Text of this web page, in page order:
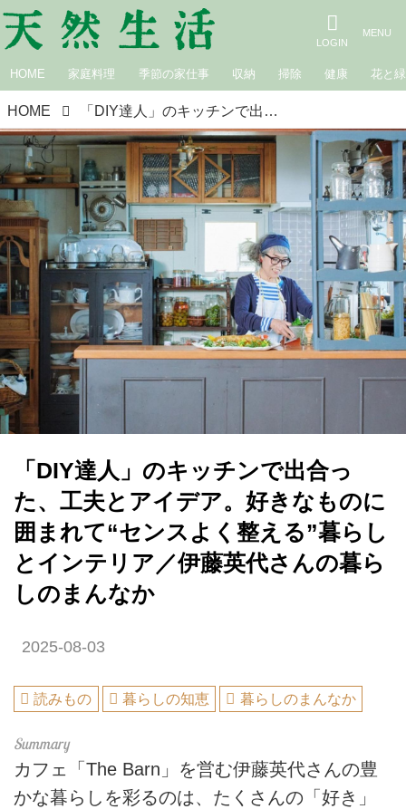
HOME 家庭料理 季節の家仕事 収納 掃除 健康 花と緑
HOME 「DIY達人」のキッチンで出合った、工夫とアイデア。好きなものに囲まれて“センスよく整える”暮らしとインテリア／伊藤英代さんの暮らしのまんなか
「DIY達人」のキッチンで出合っ
た、工夫とアイデア。好きなものに
囲まれて“センスよく整える”暮らし
とインテリア／伊藤英代さんの暮ら
しのまんなか
2025-08-03
読みもの 暮らしの知恵 暮らしのまんなか
カフェ「The Barn」を営む伊藤英代さんの豊
かな暮らしを彩るのは、たくさんの「好き」